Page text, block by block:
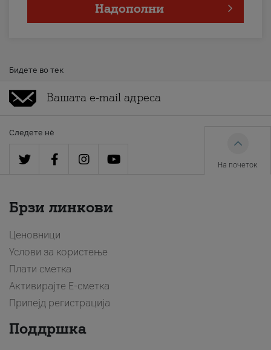
Надополни
Бидете во тек
Следете нè
На почеток
Брзи линкови
Ценовници
Услови за користење
Плати сметка
Активирајте Е-сметка
Припејд регистрација
Поддршка